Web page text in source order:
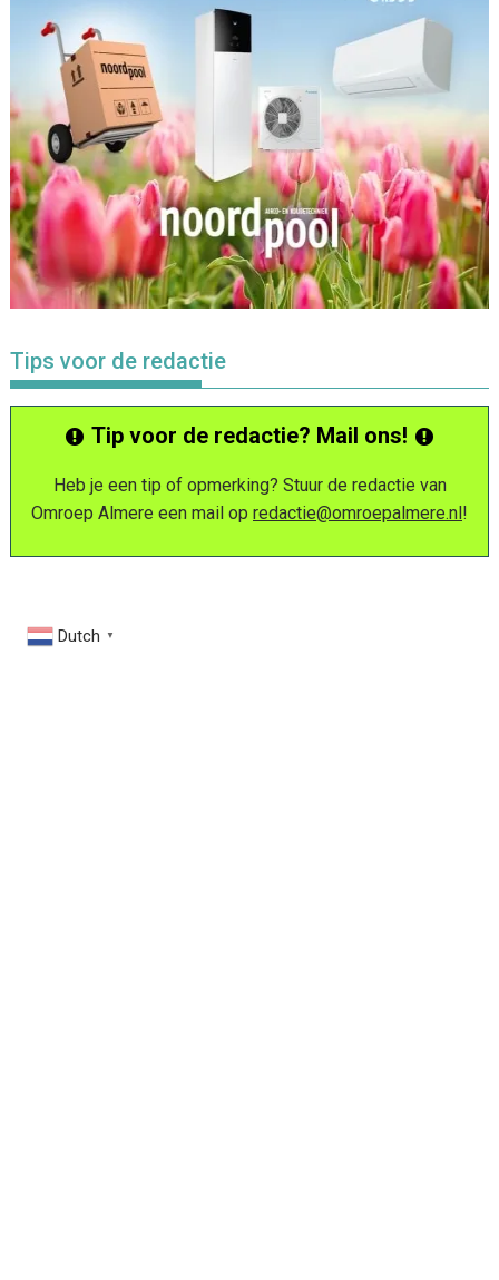
Tips voor de redactie
Tip voor de redactie? Mail ons!
Heb je een tip of opmerking? Stuur de redactie van
Omroep Almere een mail op redactie@omroepalmere.nl!
Dutch ▼